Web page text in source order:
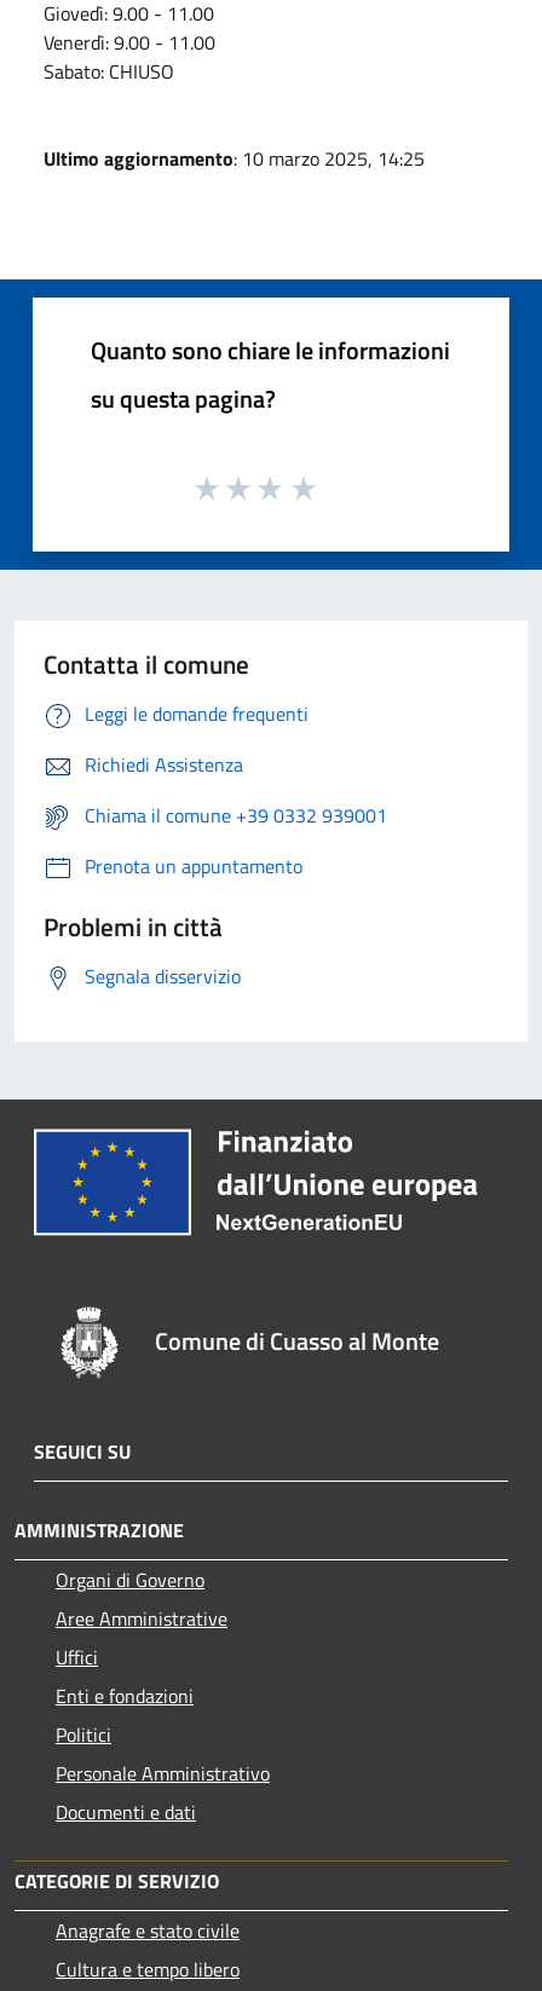
Giovedì: 9.00 - 11.00
Venerdì: 9.00 - 11.00
Sabato: CHIUSO
Ultimo aggiornamento: 10 marzo 2025, 14:25
Quanto sono chiare le informazioni
su questa pagina?
Contatta il comune
Leggi le domande frequenti
Richiedi Assistenza
Chiama il comune +39 0332 939001
Prenota un appuntamento
Problemi in città
Segnala disservizio
Comune di Cuasso al Monte
SEGUICI SU
AMMINISTRAZIONE
Organi di Governo
Aree Amministrative
Uffici
Enti e fondazioni
Politici
Personale Amministrativo
Documenti e dati
CATEGORIE DI SERVIZIO
Anagrafe e stato civile
Cultura e tempo libero